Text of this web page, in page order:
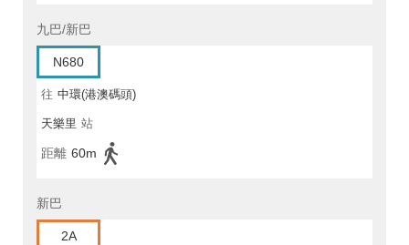
九巴/新巴
N680
往 中環(港澳碼頭)
天樂里 站
距離 60m
新巴
2A